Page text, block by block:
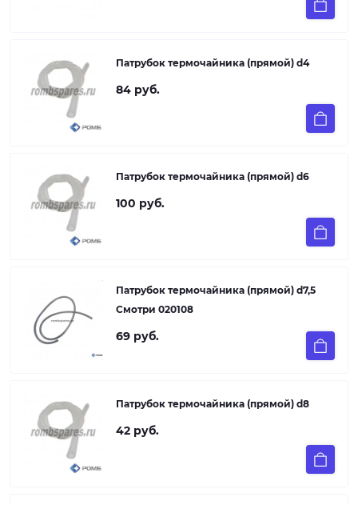
Патрубок термочайника (прямой) d4
84 руб.
Патрубок термочайника (прямой) d6
100 руб.
Патрубок термочайника (прямой) d7,5
Смотри 020108
69 руб.
Патрубок термочайника (прямой) d8
42 руб.